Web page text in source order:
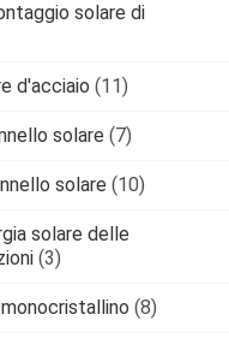
solare di
d'acciaio (11)
solare (7)
solare (10)
solare delle
(3)
(8)